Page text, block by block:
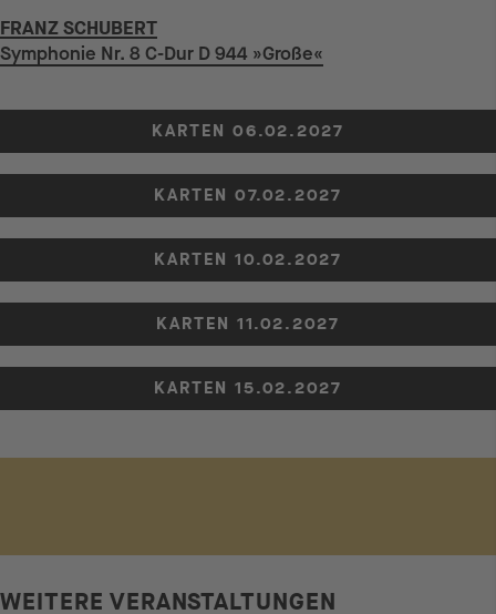
FRANZ SCHUBERT
Symphonie Nr. 8 C-Dur D 944 »Große«
KARTEN 06.02.2027
KARTEN 07.02.2027
KARTEN 10.02.2027
KARTEN 11.02.2027
KARTEN 15.02.2027
WEITERE VERANSTALTUNGEN